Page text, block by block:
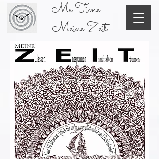
Me Time -
Meine Zeit